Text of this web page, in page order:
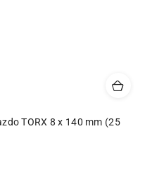
TORX 8 x 140 mm (25